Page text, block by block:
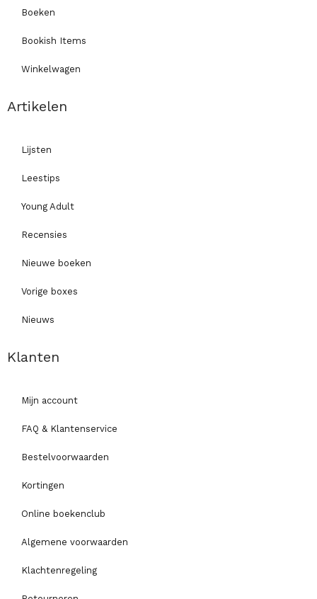
Boeken
Bookish Items
Winkelwagen
Artikelen
Lijsten
Leestips
Young Adult
Recensies
Nieuwe boeken
Vorige boxes
Nieuws
Klanten
Mijn account
FAQ & Klantenservice
Bestelvoorwaarden
Kortingen
Online boekenclub
Algemene voorwaarden
Klachtenregeling